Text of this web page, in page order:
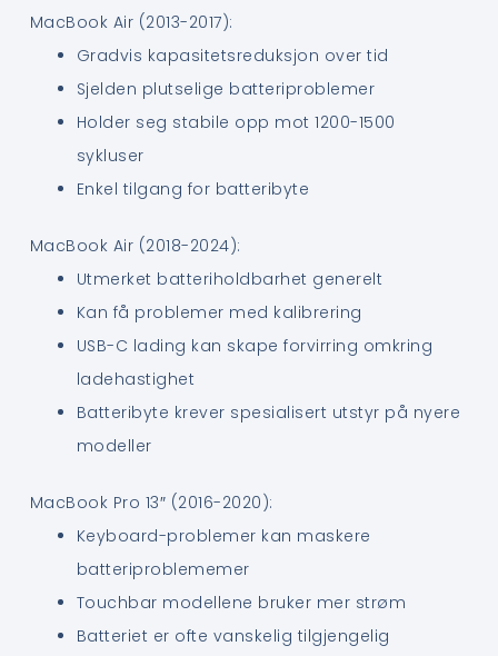
MacBook Air (2013-2017):
Gradvis kapasitetsreduksjon over tid
Sjelden plutselige batteriproblemer
Holder seg stabile opp mot 1200-1500
sykluser
Enkel tilgang for batteribyte
MacBook Air (2018-2024):
Utmerket batteriholdbarhet generelt
Kan få problemer med kalibrering
USB-C lading kan skape forvirring omkring
ladehastighet
Batteribyte krever spesialisert utstyr på nyere
modeller
MacBook Pro 13″ (2016-2020):
Keyboard-problemer kan maskere
batteriproblememer
Touchbar modellene bruker mer strøm
Batteriet er ofte vanskelig tilgjengelig